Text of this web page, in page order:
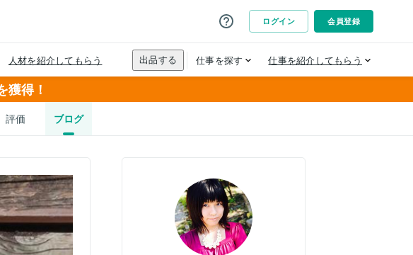
獲得！
評価 ブログ